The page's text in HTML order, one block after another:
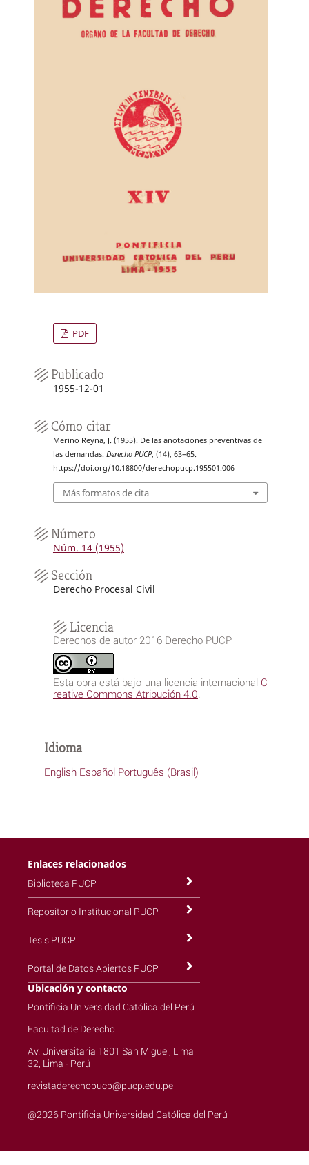
PDF
Publicado
1955-12-01
Cómo citar
Merino Reyna, J. (1955). De las anotaciones preventivas de
las demandas. Derecho PUCP, (14), 63–65.
https://doi.org/10.18800/derechopucp.195501.006
Más formatos de cita
Número
Núm. 14 (1955)
Sección
Derecho Procesal Civil
Licencia
Derechos de autor 2016 Derecho PUCP
Esta obra está bajo una licencia internacional C
reative Commons Atribución 4.0
Idioma
English Español Português (Brasil)
Enlaces relacionados
Biblioteca PUCP
Repositorio Institucional PUCP
Tesis PUCP
Portal de Datos Abiertos PUCP
Ubicación y contacto
Pontificia Universidad Católica del Perú
Facultad de Derecho
Av. Universitaria 1801 San Miguel, Lima
32, Lima - Perú
revistaderechopucp@pucp.edu.pe
@2026 Pontificia Universidad Católica del Perú